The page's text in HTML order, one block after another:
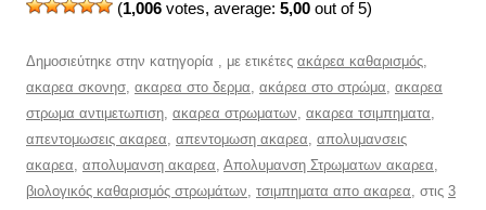
(1,006 votes, average: 5,00 out of 5)
Δημοσιεύτηκε στην κατηγορία , με ετικέτες ακάρεα καθαρισμός
ακαρεα σκονησ ακαρεα στο δερμα ακάρεα στο στρώμα ακαρεα
στρωμα αντιμετωπιση ακαρεα στρωματων ακαρεα τσιμπηματα
απεντομωσεις ακαρεα απεντομωση ακαρεα απολυμανσεις
ακαρεα απολυμανση ακαρεα Απολυμανση Στρωματων ακαρεα
βιολογικός καθαρισμός στρωμάτων τσιμπηματα απο ακαρεα , στις 3